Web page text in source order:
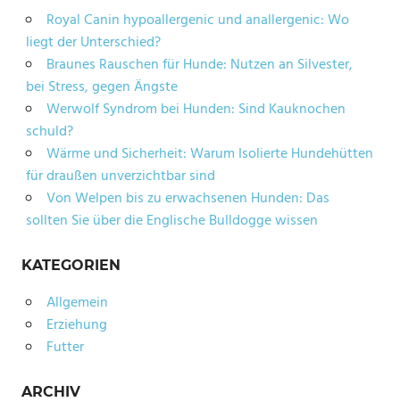
Royal Canin hypoallergenic und anallergenic: Wo
liegt der Unterschied?
Braunes Rauschen für Hunde: Nutzen an Silvester,
bei Stress, gegen Ängste
Werwolf Syndrom bei Hunden: Sind Kauknochen
schuld?
Wärme und Sicherheit: Warum Isolierte Hundehütten
für draußen unverzichtbar sind
Von Welpen bis zu erwachsenen Hunden: Das
sollten Sie über die Englische Bulldogge wissen
KATEGORIEN
Allgemein
Erziehung
Futter
ARCHIV